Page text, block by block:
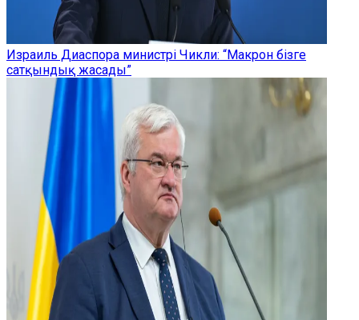
Израиль Диаспора министрі Чикли: “Макрон бізге
сатқындық жасады”